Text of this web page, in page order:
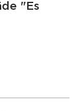
"Es